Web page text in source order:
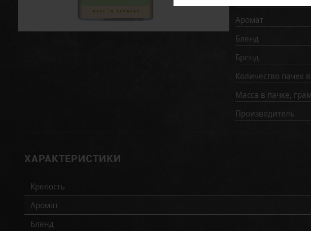
Аромат
Бленд
Бренд
Количество пачек
Масса в пачке,
Производитель
ХАРАКТЕРИСТИКИ
Крепость
Аромат
Бленд